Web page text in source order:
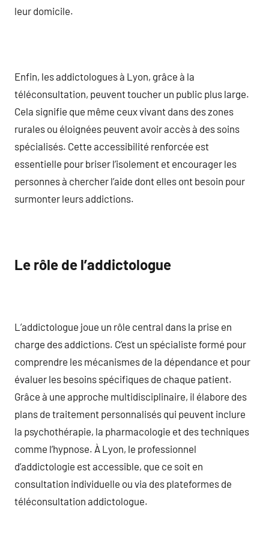
leur domicile.
Enfin, les addictologues à Lyon, grâce à la
téléconsultation, peuvent toucher un public plus large.
Cela signifie que même ceux vivant dans des zones
rurales ou éloignées peuvent avoir accès à des soins
spécialisés. Cette accessibilité renforcée est
essentielle pour briser l’isolement et encourager les
personnes à chercher l’aide dont elles ont besoin pour
surmonter leurs addictions.
Le rôle de l’addictologue
L’addictologue joue un rôle central dans la prise en
charge des addictions. C’est un spécialiste formé pour
comprendre les mécanismes de la dépendance et pour
évaluer les besoins spécifiques de chaque patient.
Grâce à une approche multidisciplinaire, il élabore des
plans de traitement personnalisés qui peuvent inclure
la psychothérapie, la pharmacologie et des techniques
comme l’hypnose. À Lyon, le professionnel
d’addictologie est accessible, que ce soit en
consultation individuelle ou via des plateformes de
téléconsultation addictologue.